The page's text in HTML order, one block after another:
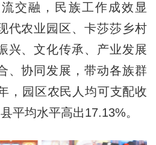
交融，民族工作成效显
代农业园区、卡莎莎乡村
兴、文化传承、产业发展
、协同发展，带动各族群
，园区农民人均可支配收
平均水平高出17.13%。